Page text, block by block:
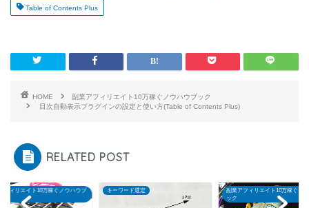
Table of Contents Plus
HOME
副業アフィリエイト10万稼ぐノウハウブック
目次自動表示プラグインの設定と使い方(Table of Contents Plus)
RELATED POST
キーワード選定
副業アフィリエイト10万稼ぐノウハウブ
副業アフィリエイト10万